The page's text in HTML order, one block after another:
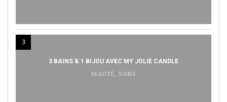
3
3 BAINS & 1 BIJOU AVEC MY JOLIE CANDLE
BEAUTÉ, SOINS